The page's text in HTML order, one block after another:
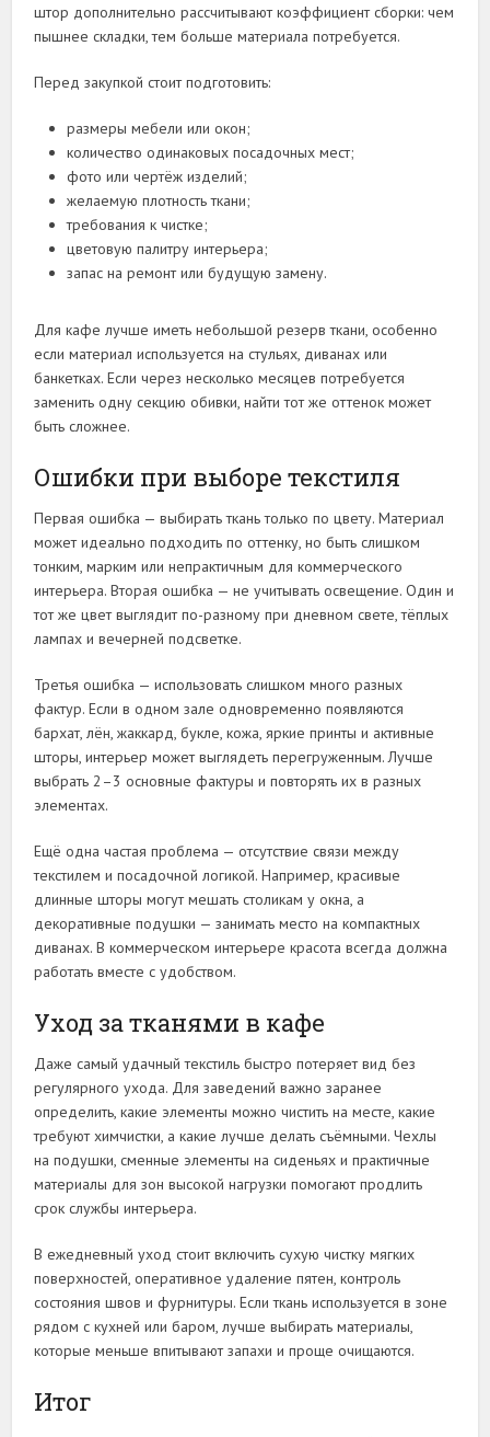
штор дополнительно рассчитывают коэффициент сборки: чем
пышнее складки, тем больше материала потребуется.
Перед закупкой стоит подготовить:
размеры мебели или окон;
количество одинаковых посадочных мест;
фото или чертёж изделий;
желаемую плотность ткани;
требования к чистке;
цветовую палитру интерьера;
запас на ремонт или будущую замену.
Для кафе лучше иметь небольшой резерв ткани, особенно
если материал используется на стульях, диванах или
банкетках. Если через несколько месяцев потребуется
заменить одну секцию обивки, найти тот же оттенок может
быть сложнее.
Ошибки при выборе текстиля
Первая ошибка — выбирать ткань только по цвету. Материал
может идеально подходить по оттенку, но быть слишком
тонким, марким или непрактичным для коммерческого
интерьера. Вторая ошибка — не учитывать освещение. Один и
тот же цвет выглядит по-разному при дневном свете, тёплых
лампах и вечерней подсветке.
Третья ошибка — использовать слишком много разных
фактур. Если в одном зале одновременно появляются
бархат, лён, жаккард, букле, кожа, яркие принты и активные
шторы, интерьер может выглядеть перегруженным. Лучше
выбрать 2–3 основные фактуры и повторять их в разных
элементах.
Ещё одна частая проблема — отсутствие связи между
текстилем и посадочной логикой. Например, красивые
длинные шторы могут мешать столикам у окна, а
декоративные подушки — занимать место на компактных
диванах. В коммерческом интерьере красота всегда должна
работать вместе с удобством.
Уход за тканями в кафе
Даже самый удачный текстиль быстро потеряет вид без
регулярного ухода. Для заведений важно заранее
определить, какие элементы можно чистить на месте, какие
требуют химчистки, а какие лучше делать съёмными. Чехлы
на подушки, сменные элементы на сиденьях и практичные
материалы для зон высокой нагрузки помогают продлить
срок службы интерьера.
В ежедневный уход стоит включить сухую чистку мягких
поверхностей, оперативное удаление пятен, контроль
состояния швов и фурнитуры. Если ткань используется в зоне
рядом с кухней или баром, лучше выбирать материалы,
которые меньше впитывают запахи и проще очищаются.
Итог